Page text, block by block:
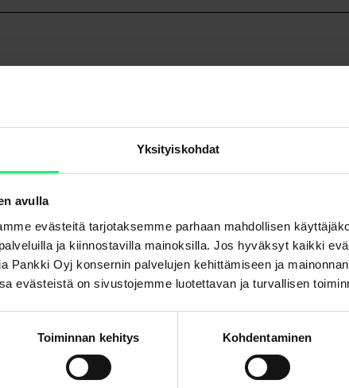
Yksityiskohdat
avulla
evästeitä tarjotaksemme parhaan mahdollisen
ja kiinnostavilla mainoksilla. Jos hyväksyt kaikki
Pankki Oyj konsernin palvelujen kehittämiseen ja
evästeistä on sivustojemme luotettavan ja turvallisen
Toiminnan kehitys Kohdentaminen
05.00-14.30
Swedbank Robur Access Edge Japan -
Helmikuu 2026